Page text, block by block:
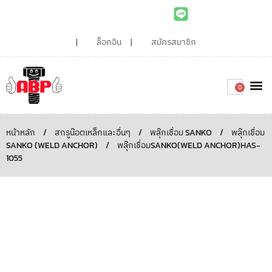
ล็อคอิน สมัครสมาชิก
0
หน้าหลัก / สกรูน๊อตเหล็กและอื่นๆ / พลุ๊กเชื่อม SANKO /
พลุ๊กเชื่อม
SANKO (WELD ANCHOR)
/
พลุ๊กเชื่อมSANKO(WELD ANCHOR)HAS-
1055